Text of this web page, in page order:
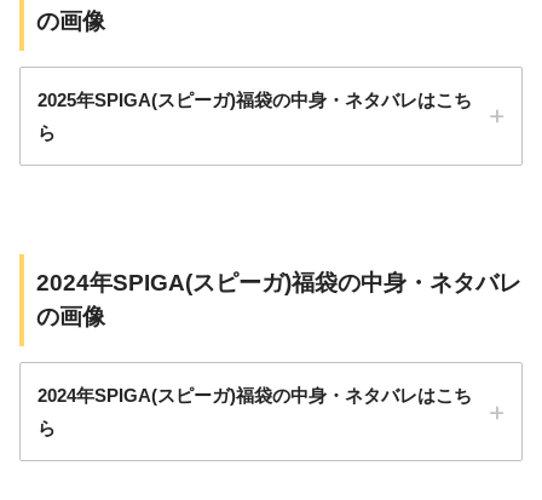
の画像
2025年SPIGA(スピーガ)福袋の中身・ネタバレはこち
ら
2024年SPIGA(スピーガ)福袋の中身・ネタバレ
の画像
2024年SPIGA(スピーガ)福袋の中身・ネタバレはこち
ら